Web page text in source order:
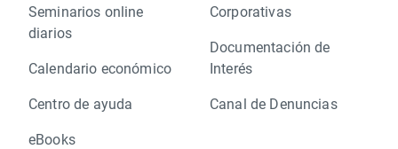
Seminarios online
diarios
Calendario económico
Centro de ayuda
eBooks
Corporativas
Documentación de
Interés
Canal de Denuncias